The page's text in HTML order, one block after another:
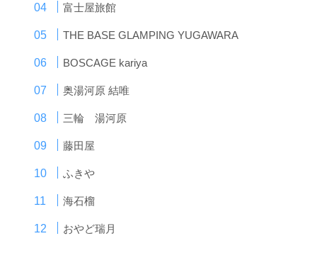
富士屋旅館
THE BASE GLAMPING YUGAWARA
BOSCAGE kariya
奥湯河原 結唯
三輪 湯河原
藤田屋
ふきや
海石榴
おやど瑞月